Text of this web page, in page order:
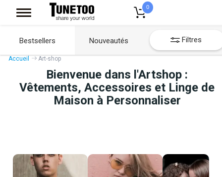
0
Bestsellers Nouveautés Filtres
Accueil Art-shop
Bienvenue dans l'Artshop :
Vêtements, Accessoires et Linge de
Maison à Personnaliser